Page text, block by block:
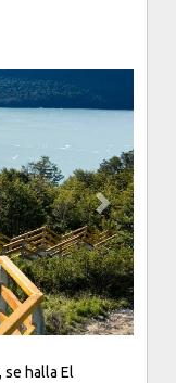
Next
se halla El